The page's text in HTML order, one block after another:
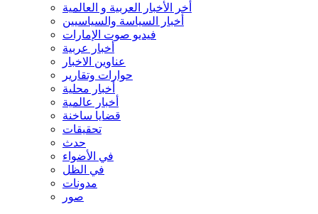
أخر الأخبار العربية و العالمية
أخبار السياسة والسياسيين
فيديو صوت الإمارات
أخبار عربية
عناوين الاخبار
حوارات وتقارير
أخبار محلية
أخبار عالمية
قضايا ساخنة
تحقيقات
حدث
في الأضواء
في الظل
مدونات
صور